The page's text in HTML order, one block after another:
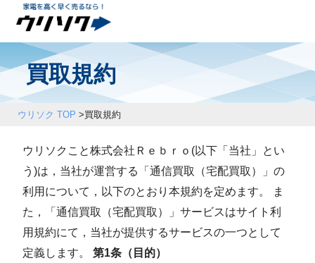
買取規約
ウリソク TOP >買取規約
ウリソクこと株式会社Ｒｅｂｒｏ(以下「当社」とい
う)は，当社が運営する「通信買取（宅配買取）」の
利⽤について，以下のとおり本規約を定めます。 ま
た，「通信買取（宅配買取）」サービスはサイト利
⽤規約にて，当社が提供するサービスの⼀つとして
定義します。第1条（目的）